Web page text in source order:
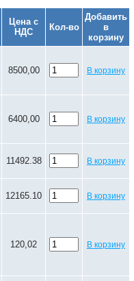
Цена с
НДС
Кол-во
Добавить
в
корзину
8500,00 В корзину
6400,00 В корзину
11492.38 В корзину
12165.10 В корзину
120,02 В корзину